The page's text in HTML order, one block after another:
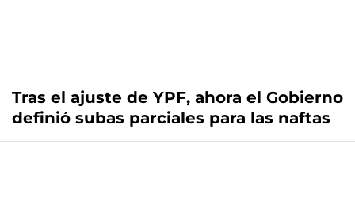
Tras el ajuste de YPF, ahora el Gobierno
definió subas parciales para las naftas